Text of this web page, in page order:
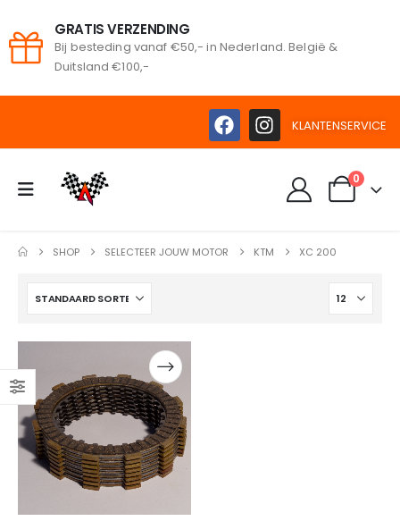
GRATIS VERZENDING
Bij besteding vanaf €50,- in Nederland. België &
Duitsland €100,-
KLANTENSERVICE
0
SHOP SELECTEER JOUW MOTOR KTM XC 200